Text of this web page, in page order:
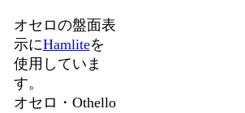
オセロの盤面表
示にHamliteを
使用していま
す。
オセロ・Othello